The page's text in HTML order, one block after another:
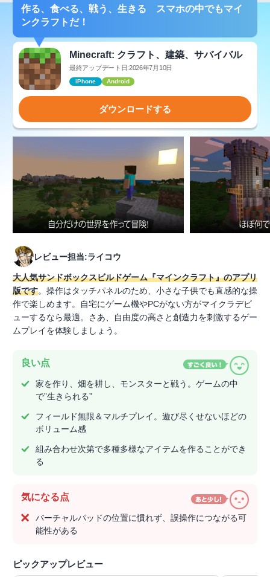
作る、食べる、戦う、生きる スマホの中でもマイ
ンクラフトだ！
Minecraft: クラフト、建築、サバイバル
最終アップデート日:2026年7月10日
iPhone Android
ダウンロードする
レビュー担当:ライコウ
大人気サンドボックスビルドゲーム『マインクラフト』のアプリ
版です。操作はタッチパネルのため、小さな子供でも直感的な操
作で楽しめます。自宅にゲーム機やPCがない方がマイクラデビ
ューするなら最適。さあ、自由度の高さと創造力を刺激するゲー
ムプレイを体験しましょう。
良い点
家を作り、畑を耕し、モンスターと戦う。ゲームの中
で”生きられる”
フィールド無限＆マルチプレイ。遊び尽くせないほどの
ボリューム感
組み合わせ次第で多種多様なアイテムを作ることができ
る
気になる点
バーチャルパッドの位置に慣れず、誤操作につながる可
能性がある
ピックアップレビュー